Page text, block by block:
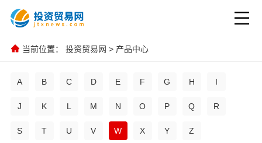
当前位置： 投资贸易网 > 产品中心
A B C D E F G H I
J K L M N O P Q R
S T U V W X Y Z